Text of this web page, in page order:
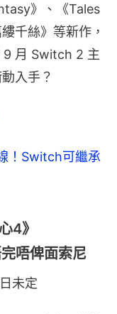
》、《Tales
千絲》等新作，
9 月 Switch 2 主
入手？
！Switch可繼承
4》
唔俾面索尼
未定